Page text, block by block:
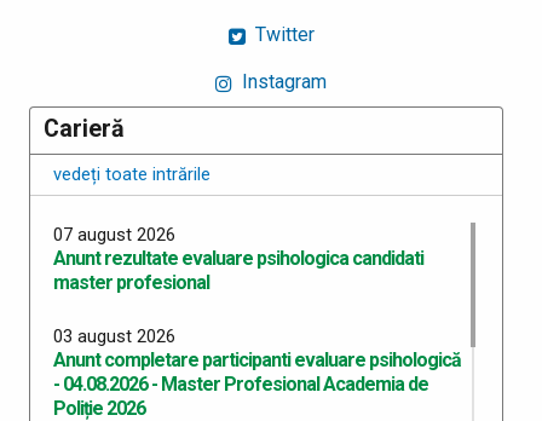
Twitter
Instagram
Carieră
vedeți toate intrările
07 august 2026
Anunt rezultate evaluare psihologica candidati
master profesional
03 august 2026
Anunt completare participanti evaluare psihologică
- 04.08.2026 - Master Profesional Academia de
Poliție 2026